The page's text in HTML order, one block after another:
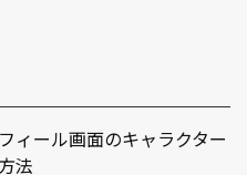
ィール画面のキャラクター
法